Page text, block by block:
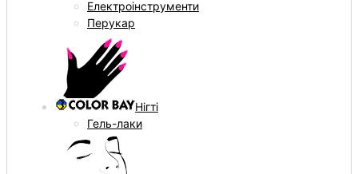
Електроінструменти
Перукар
Нігті
Гель-лаки